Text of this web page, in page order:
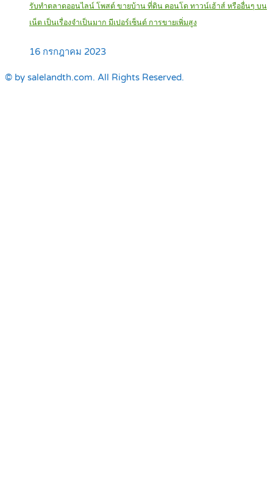
รับทำตลาดออนไลน์ โพสต์ ขายบ้าน ที่ดิน คอนโด ทาวน์เฮ้าส์ หรืออื่นๆ บน
เน็ต เป็นเรื่องจำเป็นมาก มีเปอร์เซ็นต์ การขายเพิ่มสูง
16 กรกฎาคม 2023
© by salelandth.com. All Rights Reserved.